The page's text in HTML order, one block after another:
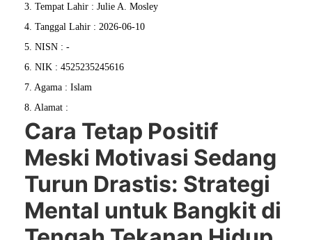
3. Tempat Lahir : Julie A. Mosley
4. Tanggal Lahir : 2026-06-10
5. NISN : -
6. NIK : 4525235245616
7. Agama : Islam
8. Alamat :
Cara Tetap Positif
Meski Motivasi Sedang
Turun Drastis: Strategi
Mental untuk Bangkit di